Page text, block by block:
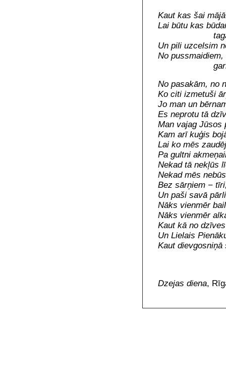
Kaut kas šai
Lai būtu kas
Un pili uzcelsim
No
No pasakām, no
Ko citi izmetuši
Jo man un
Es neprotu tā
Man vajag Jūsos
Kam arī kuģis
Lai ko mēs
Pa gultni
Nekad tā nekļūs
Nekad mēs
Bez sārņiem −
Un paši savā
Nāks vienmēr
Nāks vienmēr
Kaut kā no
Un Lielais
Kaut
Dzejas diena,